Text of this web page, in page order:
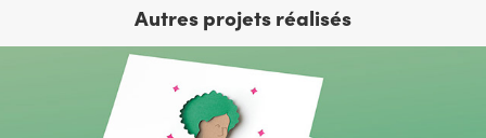
Autres projets réalisés
Matériel promo pour le RAANM